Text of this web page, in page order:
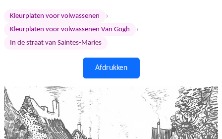
Kleurplaten voor volwassenen ›
Kleurplaten voor volwassenen Van Gogh ›
In de straat van Saintes-Maries
Afdrukken